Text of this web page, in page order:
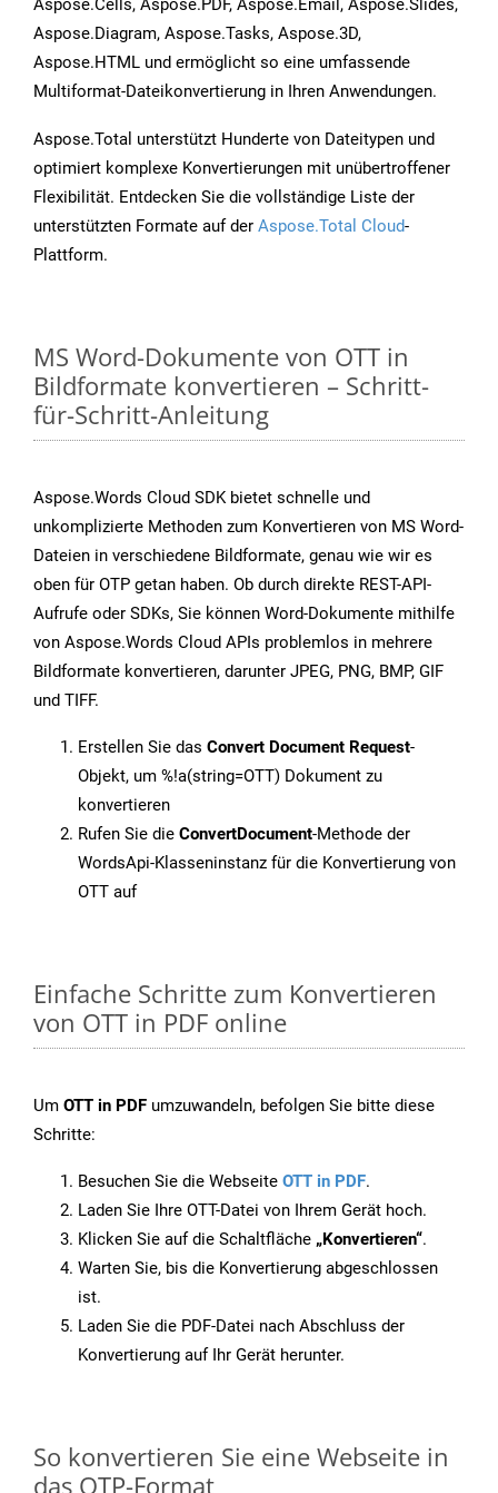
Aspose.Cells, Aspose.PDF, Aspose.Email, Aspose.Slides,
Aspose.Diagram, Aspose.Tasks, Aspose.3D,
Aspose.HTML und ermöglicht so eine umfassende
Multiformat-Dateikonvertierung in Ihren Anwendungen.
Aspose.Total unterstützt Hunderte von Dateitypen und
optimiert komplexe Konvertierungen mit unübertroffener
Flexibilität. Entdecken Sie die vollständige Liste der
unterstützten Formate auf der Aspose.Total Cloud-
Plattform.
MS Word-Dokumente von OTT in
Bildformate konvertieren – Schritt-
für-Schritt-Anleitung
Aspose.Words Cloud SDK bietet schnelle und
unkomplizierte Methoden zum Konvertieren von MS Word-
Dateien in verschiedene Bildformate, genau wie wir es
oben für OTP getan haben. Ob durch direkte REST-API-
Aufrufe oder SDKs, Sie können Word-Dokumente mithilfe
von Aspose.Words Cloud APIs problemlos in mehrere
Bildformate konvertieren, darunter JPEG, PNG, BMP, GIF
und TIFF.
Erstellen Sie das Convert Document Request-
Objekt, um %!a(string=OTT) Dokument zu
konvertieren
Rufen Sie die ConvertDocument-Methode der
WordsApi-Klasseninstanz für die Konvertierung von
OTT auf
Einfache Schritte zum Konvertieren
von OTT in PDF online
Um OTT in PDF umzuwandeln, befolgen Sie bitte diese
Schritte:
Besuchen Sie die Webseite OTT in PDF.
Laden Sie Ihre OTT-Datei von Ihrem Gerät hoch.
Klicken Sie auf die Schaltfläche „Konvertieren“.
Warten Sie, bis die Konvertierung abgeschlossen
ist.
Laden Sie die PDF-Datei nach Abschluss der
Konvertierung auf Ihr Gerät herunter.
So konvertieren Sie eine Webseite in
das OTP-Format